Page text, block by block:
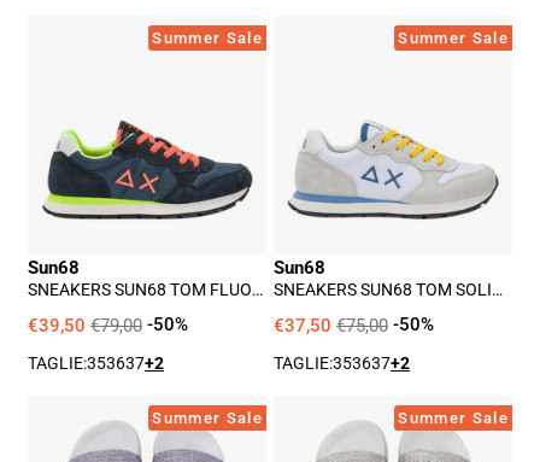
Sneakers
Ragazzo
-
Blu
Summer Sale
Sun68
SNEAKERS SUN68 TOM FLUO
€39,50 €79,00 -50%
TAGLIE:353637+2
Sneakers
Ragazzo
-
Bianco
Summer Sale
Sun68
SNEAKERS SUN68 TOM SOLID
€37,50 €75,00 -50%
TAGLIE:353637+2
Ciabatta
Sun68
Summer Sale
Ciabatta
Sun68
Summer Sale